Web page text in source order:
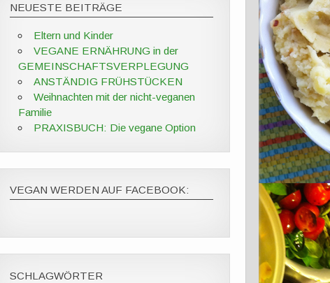
NEUESTE BEITRÄGE
Eltern und Kinder
VEGANE ERNÄHRUNG in der
GEMEINSCHAFTSVERPLEGUNG
ANSTÄNDIG FRÜHSTÜCKEN
Weihnachten mit der nicht-veganen
Familie
PRAXISBUCH: Die vegane Option
VEGAN WERDEN AUF FACEBOOK:
SCHLAGWÖRTER